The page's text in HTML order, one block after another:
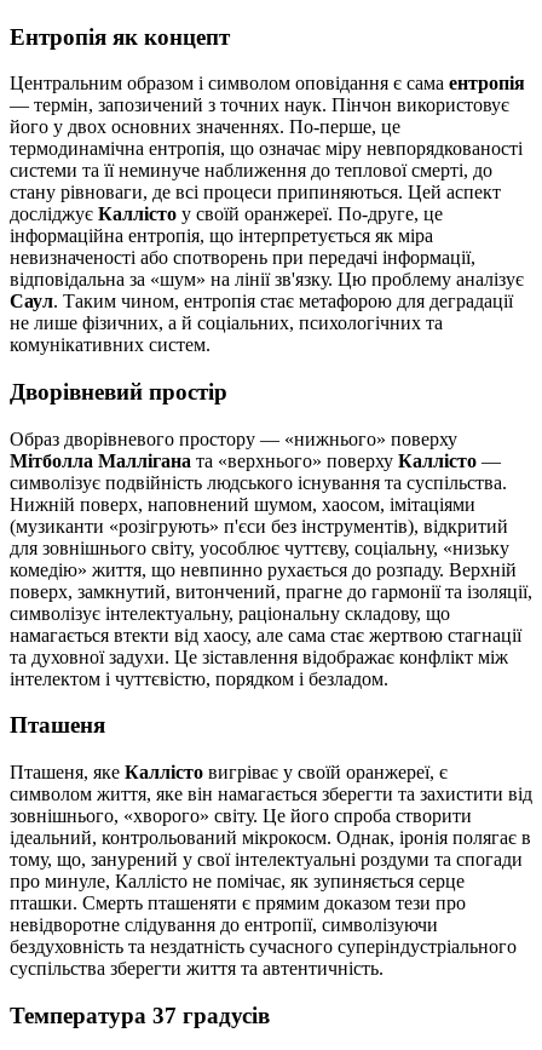
Ентропія як концепт
Центральним образом і символом оповідання є сама ентропія
— термін, запозичений з точних наук. Пінчон використовує
його у двох основних значеннях. По-перше, це
термодинамічна ентропія, що означає міру невпорядкованості
системи та її неминуче наближення до теплової смерті, до
стану рівноваги, де всі процеси припиняються. Цей аспект
досліджує Каллісто у своїй оранжереї. По-друге, це
інформаційна ентропія, що інтерпретується як міра
невизначеності або спотворень при передачі інформації,
відповідальна за «шум» на лінії зв'язку. Цю проблему аналізує
Саул. Таким чином, ентропія стає метафорою для деградації
не лише фізичних, а й соціальних, психологічних та
комунікативних систем.
Дворівневий простір
Образ дворівневого простору — «нижнього» поверху
Мітболла Маллігана та «верхнього» поверху Каллісто —
символізує подвійність людського існування та суспільства.
Нижній поверх, наповнений шумом, хаосом, імітаціями
(музиканти «розігрують» п'єси без інструментів), відкритий
для зовнішнього світу, уособлює чуттєву, соціальну, «низьку
комедію» життя, що невпинно рухається до розпаду. Верхній
поверх, замкнутий, витончений, прагне до гармонії та ізоляції,
символізує інтелектуальну, раціональну складову, що
намагається втекти від хаосу, але сама стає жертвою стагнації
та духовної задухи. Це зіставлення відображає конфлікт між
інтелектом і чуттєвістю, порядком і безладом.
Пташеня
Пташеня, яке Каллісто вигріває у своїй оранжереї, є
символом життя, яке він намагається зберегти та захистити від
зовнішнього, «хворого» світу. Це його спроба створити
ідеальний, контрольований мікрокосм. Однак, іронія полягає в
тому, що, занурений у свої інтелектуальні роздуми та спогади
про минуле, Каллісто не помічає, як зупиняється серце
пташки. Смерть пташеняти є прямим доказом тези про
невідворотне слідування до ентропії, символізуючи
бездуховність та нездатність сучасного суперіндустріального
суспільства зберегти життя та автентичність.
Температура 37 градусів